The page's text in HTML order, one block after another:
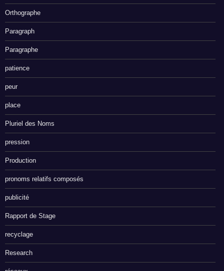
Orthographe
Paragraph
Paragraphe
patience
peur
place
Pluriel des Noms
pression
Production
pronoms relatifs composés
publicité
Rapport de Stage
recyclage
Research